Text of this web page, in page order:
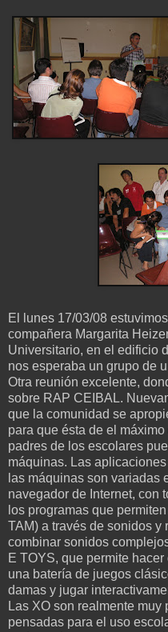
El lunes 17/03/08
compañera Margarita
Universitario, en el edificio
nos esperaba un grupo de
Otra reunión excelente,
sobre RAP CEIBAL.
que la comunidad se
para que ésta de el
padres de los escolares
máquinas. Las
las máquinas son variadas
navegador de Internet, con
los programas que
TAM) a través de sonidos
combinar sonidos
E TOYS, que permite
una batería de juegos
damas y jugar
Las XO son realmente
pensadas para el uso